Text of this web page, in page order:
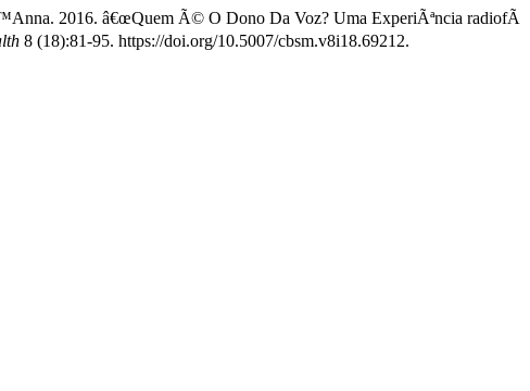
2016. â€œQuem Ã© O Dono Da Voz? Uma ExperiÃªncia radiofÃ
8 (18):81-95. https://doi.org/10.5007/cbsm.v8i18.69212.